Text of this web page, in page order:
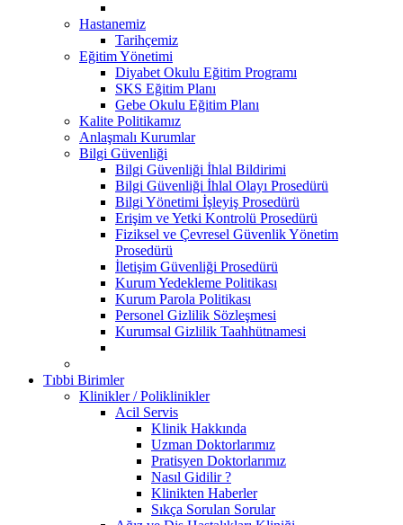
Hastanemiz
Tarihçemiz
Eğitim Yönetimi
Diyabet Okulu Eğitim Programı
SKS Eğitim Planı
Gebe Okulu Eğitim Planı
Kalite Politikamız
Anlaşmalı Kurumlar
Bilgi Güvenliği
Bilgi Güvenliği İhlal Bildirimi
Bilgi Güvenliği İhlal Olayı Prosedürü
Bilgi Yönetimi İşleyiş Prosedürü
Erişim ve Yetki Kontrolü Prosedürü
Fiziksel ve Çevresel Güvenlik Yönetim
Prosedürü
İletişim Güvenliği Prosedürü
Kurum Yedekleme Politikası
Kurum Parola Politikası
Personel Gizlilik Sözleşmesi
Kurumsal Gizlilik Taahhütnamesi
Tıbbi Birimler
Klinikler / Poliklinikler
Acil Servis
Klinik Hakkında
Uzman Doktorlarımız
Pratisyen Doktorlarımız
Nasıl Gidilir ?
Klinikten Haberler
Sıkça Sorulan Sorular